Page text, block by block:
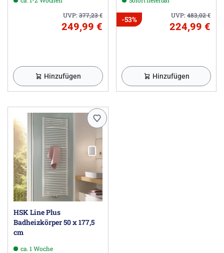
UVP:377,23€
249,99 €
Hinzufügen
UVP:483,02€
-53%
224,99 €
Hinzufügen
HSK Line Plus
Badheizkörper 50 x 177,5
cm
ca. 1 Woche